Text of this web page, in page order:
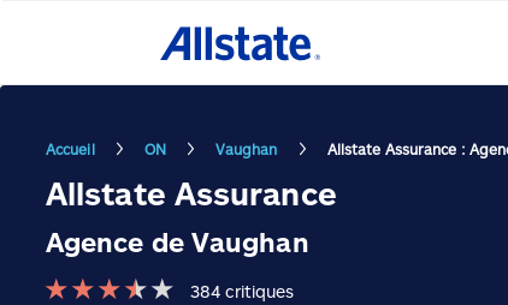
Accueil ON Vaughan Allstate Assurance :
Allstate Assurance
Agence de Vaughan
★★★★★ 384 critiques